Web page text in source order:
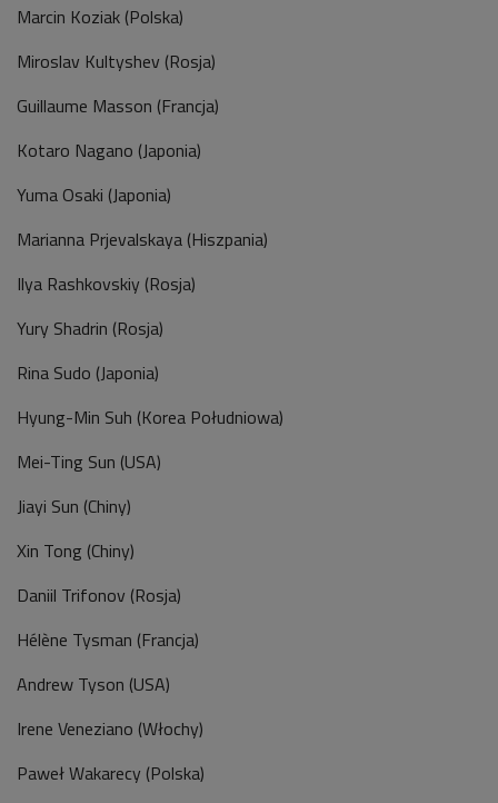
Marcin Koziak (Polska)
Miroslav Kultyshev (Rosja)
Guillaume Masson (Francja)
Kotaro Nagano (Japonia)
Yuma Osaki (Japonia)
Marianna Prjevalskaya (Hiszpania)
Ilya Rashkovskiy (Rosja)
Yury Shadrin (Rosja)
Rina Sudo (Japonia)
Hyung-Min Suh (Korea Południowa)
Mei-Ting Sun (USA)
Jiayi Sun (Chiny)
Xin Tong (Chiny)
Daniil Trifonov (Rosja)
Hélène Tysman (Francja)
Andrew Tyson (USA)
Irene Veneziano (Włochy)
Paweł Wakarecy (Polska)